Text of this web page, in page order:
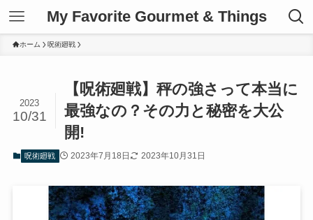
My Favorite Gourmet & Things
ホーム 呪術廻戦
【呪術廻戦】秤の強さって本当に
最強なの？その力と秘密を大公
開!
2023
10/31
呪術廻戦 2023年7月18日 2023年10月31日